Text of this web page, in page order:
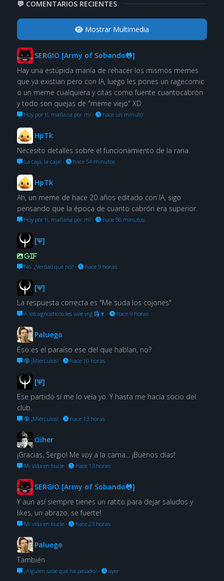
💬 COMENTARIOS RECIENTES
Mostrar Multimedia
SERGIO [Army of Sobando🐸]
Hay una estúpida manía de rehacer los mismos memes
que ya existian pero con IA, luego les pones un ragecomic
o un meme cualquiera y citas como fuente cuantocabrón
y todo son quejas de "meme viejo" XD
Hoy por ti, mañana por mí· hace un minuto
HpTk
Necesito detalles sobre el funcionamiento de la rana.
La caja, la caja! · hace 54 minutos
HpTk
Ah, un meme de hace 20 años editado con IA, sigo
pensando que la época de cuanto cabrón era superior.
Hoy por ti, mañana por mí· hace 56 minutos
[Ψ]
GIF
No. ¿Verdad que no?· hace 9 horas
[Ψ]
La respuesta correcta es "Me suda los cojones"
A los agnosticos les vale vrg 🗿🍷 · hace 9 horas
Paluego
Eso es el paraíso ese del que hablan, no?
🔞 ¡Miérculos! · hace 10 horas
[Ψ]
Ese partido sí me lo veía yo. Y hasta me hacía socio del
club.
🔞 ¡Miérculos! · hace 13 horas
Oiher
¡Gracias, Sergio! Me voy a la cama... ¡Buenos días!
Mi vida en bucle· hace 13 horas
SERGIO [Army of Sobando🐸]
Y aun así siempre tienes un ratito para dejar saludos y
likes, un abrazo, se fuerte!
Mi vida en bucle· hace 23 horas
Paluego
También
¿Alguien sabe qué ha pasado?· ayer